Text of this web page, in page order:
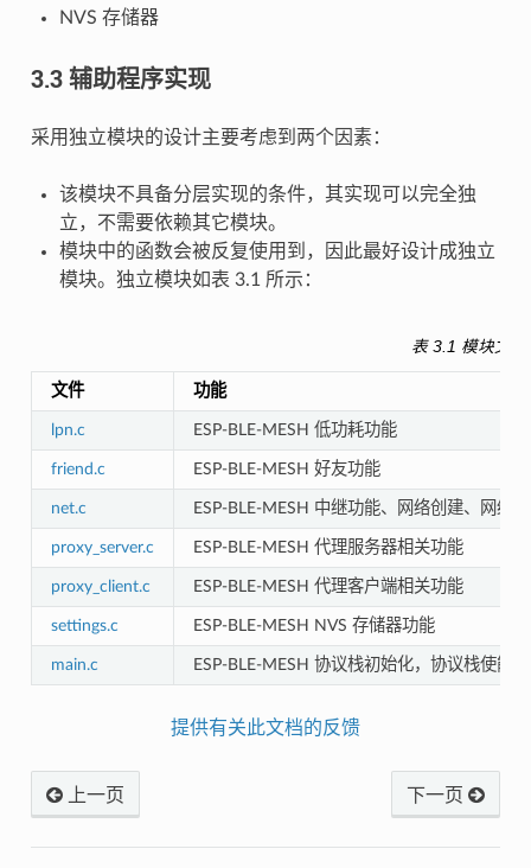
NVS 存储器
3.3 辅助程序实现
采用独立模块的设计主要考虑到两个因素：
该模块不具备分层实现的条件，其实现可以完全独
立，不需要依赖其它模块。
模块中的函数会被反复使用到，因此最好设计成独立
模块。独立模块如表 3.1 所示：
表 3.1 模块文件
文件 功能
lpn.c ESP-BLE-MESH 低功耗功能
friend.c ESP-BLE-MESH 好友功能
net.c ESP-BLE-MESH 中继功能、网络创建、网络
proxy_server.c ESP-BLE-MESH 代理服务器相关功能
proxy_client.c ESP-BLE-MESH 代理客户端相关功能
settings.c ESP-BLE-MESH NVS 存储器功能
main.c ESP-BLE-MESH 协议栈初始化，协议栈使能
提供有关此文档的反馈
上一页 下一页